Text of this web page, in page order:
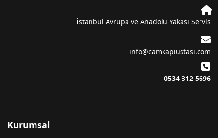
İstanbul Avrupa ve Anadolu Yakası Servis
info@camkapiustasi.com
0534 312 5696
Kurumsal